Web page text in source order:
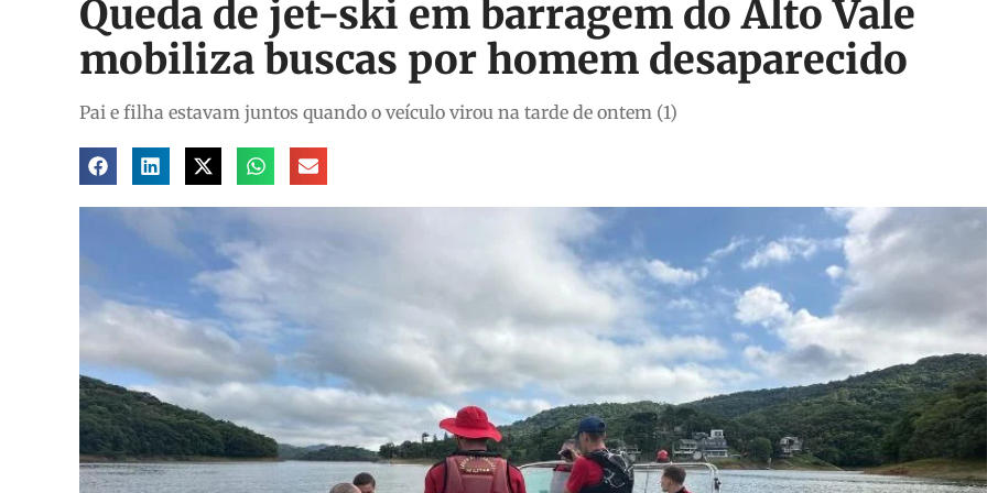
Queda de jet-ski em barragem do Alto Vale
mobiliza buscas por homem desaparecido
Pai e filha estavam juntos quando o veículo virou na tarde de ontem (1)